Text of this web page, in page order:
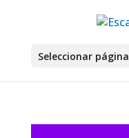
Seleccionar página